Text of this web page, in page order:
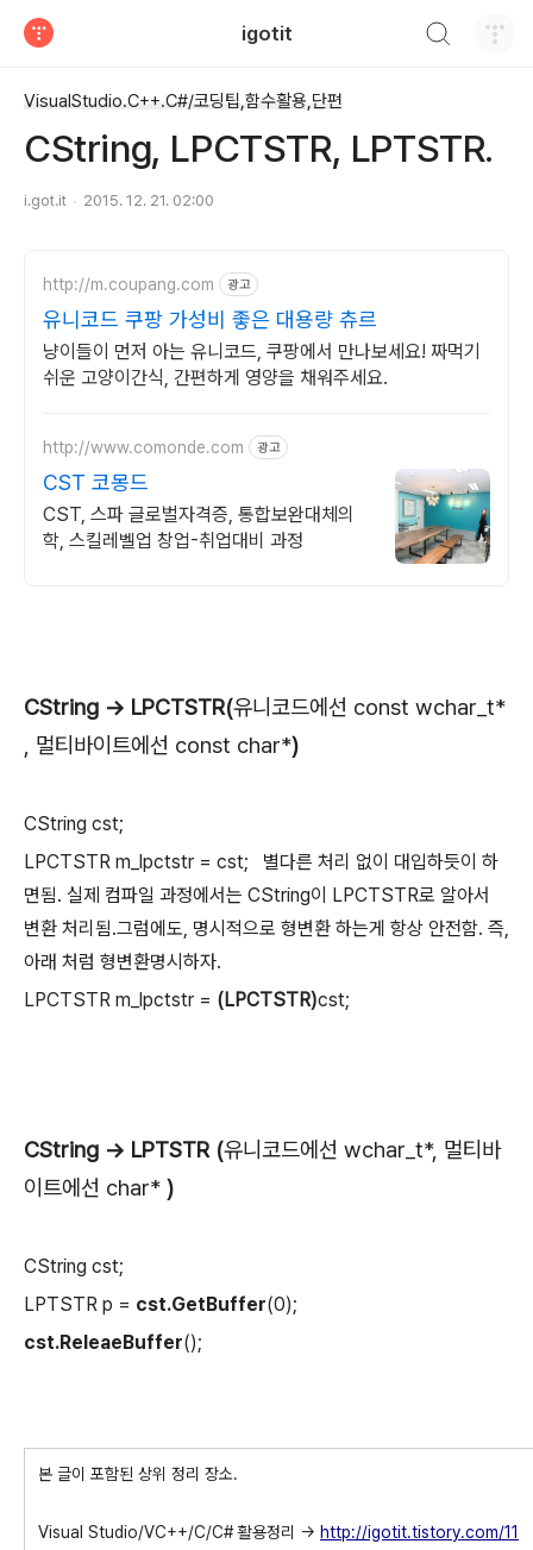
igotit
VisualStudio.C++.C#/코딩팁,함수활용,단편
CString, LPCTSTR, LPTSTR.
i.got.it 2015. 12. 21. 02:00
http://m.coupang.com 광고
유니코드 쿠팡 가성비 좋은 대용량 츄르
냥이들이 먼저 아는 유니코드, 쿠팡에서 만나보세요! 짜먹기
쉬운 고양이간식, 간편하게 영양을 채워주세요.
http://www.comonde.com 광고
CST 코몽드
CST, 스파 글로벌자격증, 통합보완대체의
학, 스킬레벨업 창업-취업대비 과정
CString -> LPCTSTR(유니코드에선 const wchar_t*
, 멀티바이트에선 const char*)
CString cst;
LPCTSTR m_lpctstr = cst; 별다른 처리 없이 대입하듯이 하
면됨. 실제 컴파일 과정에서는 CString이 LPCTSTR로 알아서
변환 처리됨.그럼에도, 명시적으로 형변환 하는게 항상 안전함. 즉,
아래 처럼 형변환명시하자.
LPCTSTR m_lpctstr = (LPCTSTR)cst;
CString -> LPTSTR (유니코드에선 wchar_t*, 멀티바
이트에선 char* )
CString cst;
LPTSTR p = cst.GetBuffer(0);
cst.ReleaeBuffer();
본 글이 포함된 상위 정리 장소.
Visual Studio/VC++/C/C# 활용정리 -> http://igotit.tistory.com/11